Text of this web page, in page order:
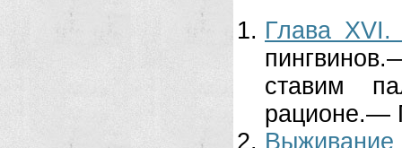
Глава XVI.
ставим
рационе.—